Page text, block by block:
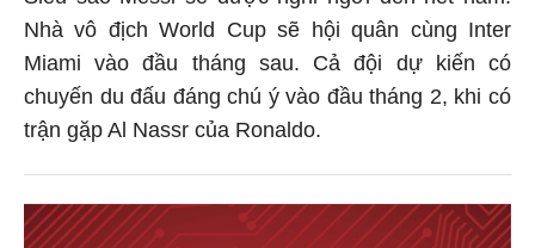
Nhà vô địch World Cup sẽ hội quân cùng Inter
Miami vào đầu tháng sau. Cả đội dự kiến có
chuyến du đấu đáng chú ý vào đầu tháng 2, khi có
trận gặp Al Nassr của Ronaldo.